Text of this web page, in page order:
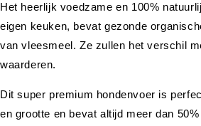
Het heerlijk voedzame en 100%
eigen keuken, bevat gezonde
van vleesmeel. Ze zullen het verschil
waarderen.
Dit super premium hondenvoer is
en grootte en bevat altijd meer dan